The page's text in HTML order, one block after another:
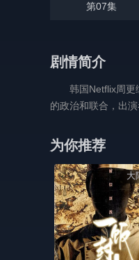
第07集
剧情简介
韩国Netflix周更
的政治和联合，出
为你推荐
大